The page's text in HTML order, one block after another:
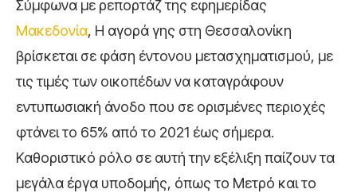
Σύμφωνα με ρεπορτάζ της εφημερίδας
Μακεδονία, Η αγορά γης στη Θεσσαλονίκη
βρίσκεται σε φάση έντονου μετασχηματισμού, με
τις τιμές των οικοπέδων να καταγράφουν
εντυπωσιακή άνοδο που σε ορισμένες περιοχές
φτάνει το 65% από το 2021 έως σήμερα.
Καθοριστικό ρόλο σε αυτή την εξέλιξη παίζουν τα
μεγάλα έργα υποδομής, όπως το Μετρό και το